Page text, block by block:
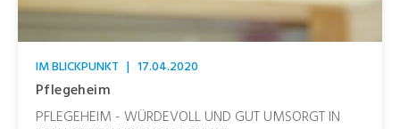
IM BLICKPUNKT | 17.04.2020
Pflegeheim
PFLEGEHEIM - WÜRDEVOLL UND GUT UMSORGT IN